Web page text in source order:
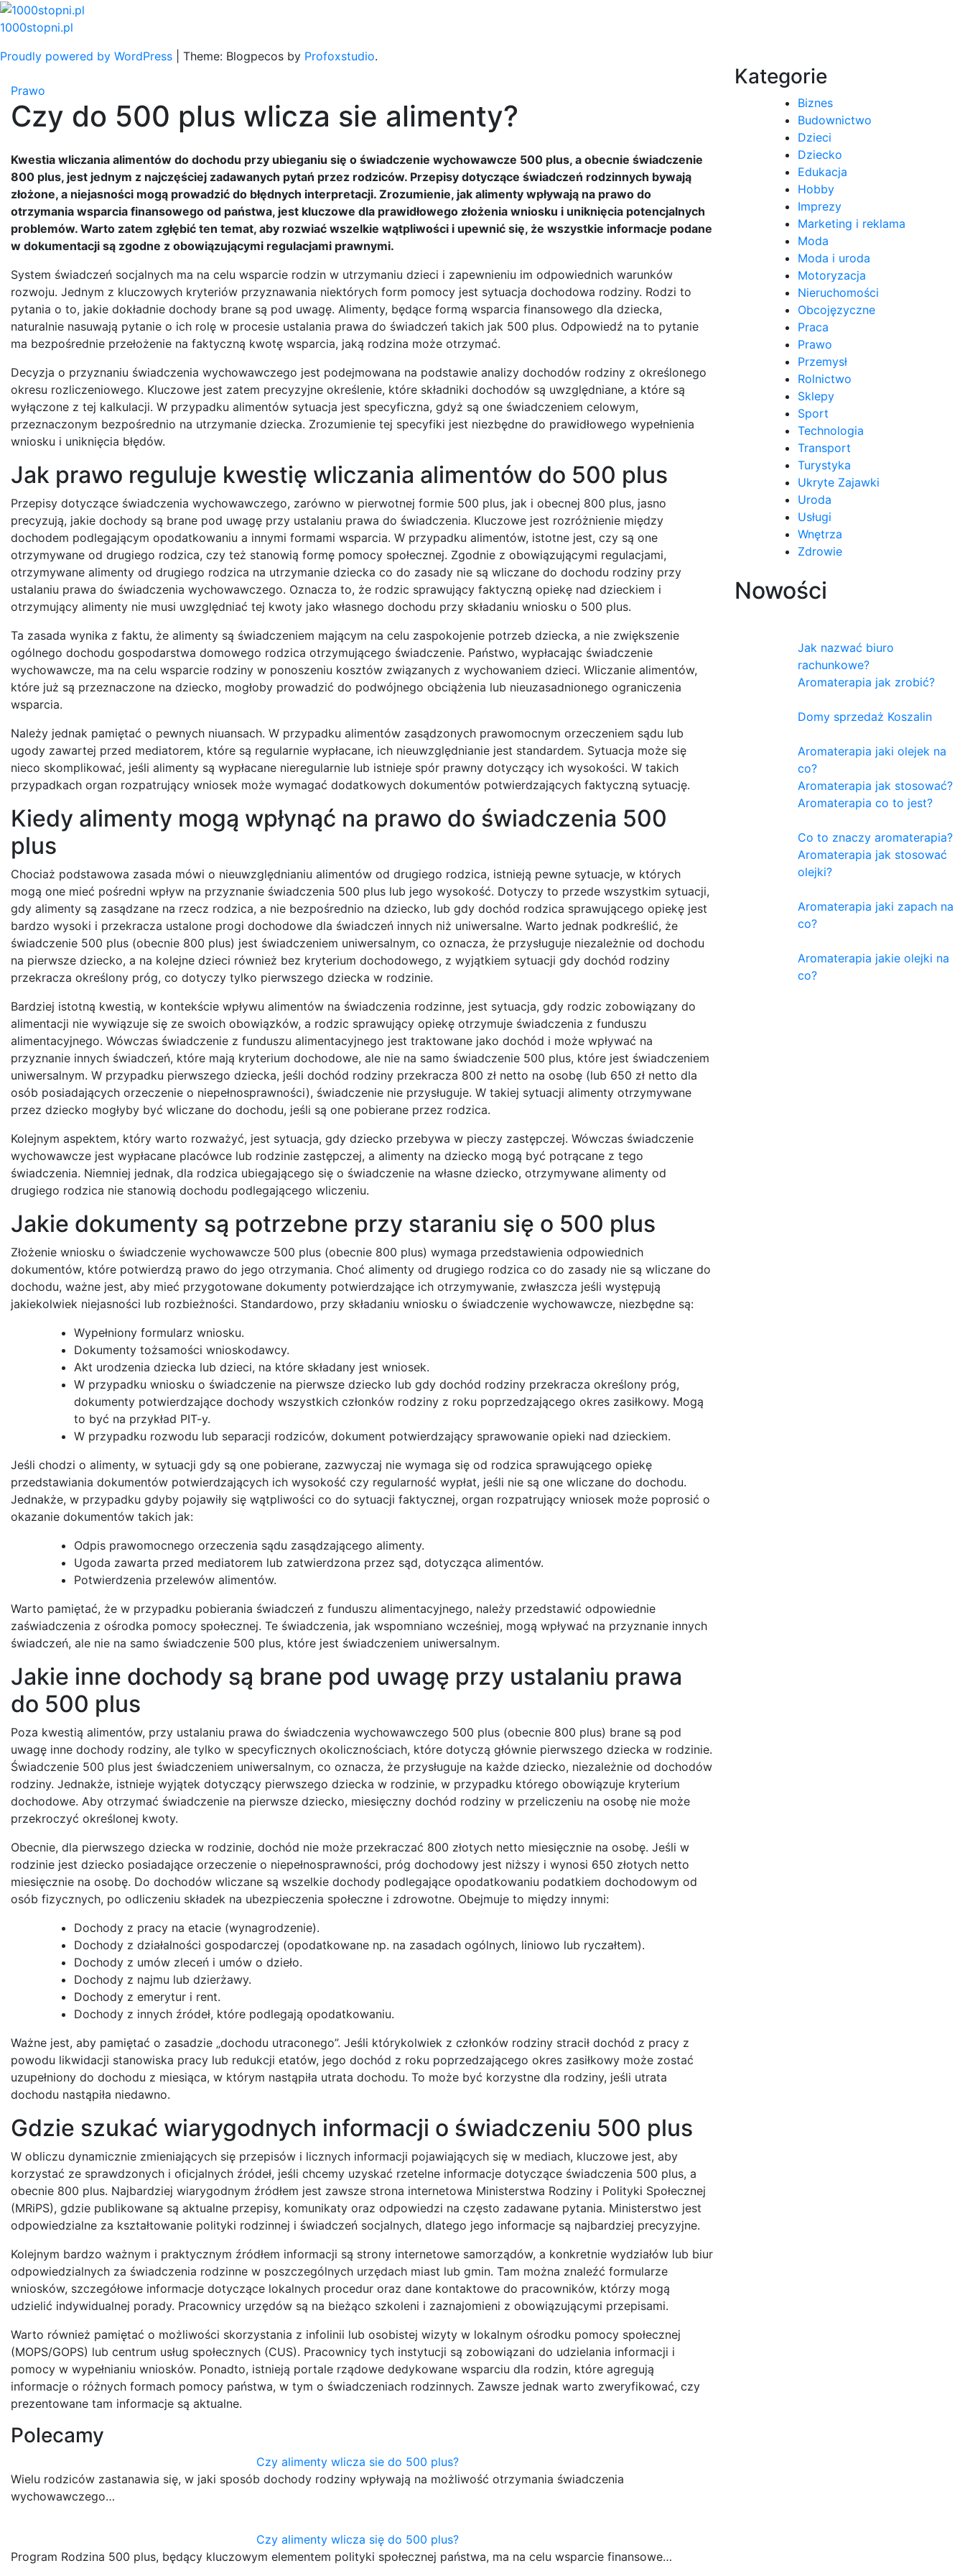
Skip
to
1000stopni.pl
Proudly powered by WordPress
Theme: Blogpecos by Profoxstudio.
Prawo
Czy do 500 plus wlicza sie alimenty?
Kwestia wliczania alimentów do dochodu przy ubieganiu się o świadczenie wychowawcze 500 plus, a obecnie świadczenie
800 plus, jest jednym z najczęściej zadawanych pytań przez rodziców. Przepisy dotyczące świadczeń rodzinnych bywają
złożone, a niejasności mogą prowadzić do błędnych interpretacji. Zrozumienie, jak alimenty wpływają na prawo do
otrzymania wsparcia finansowego od państwa, jest kluczowe dla prawidłowego złożenia wniosku i uniknięcia potencjalnych
problemów. Warto zatem zgłębić ten temat, aby rozwiać wszelkie wątpliwości i upewnić się, że wszystkie informacje podane
w dokumentacji są zgodne z obowiązującymi regulacjami prawnymi.
System świadczeń socjalnych ma na celu wsparcie rodzin w utrzymaniu dzieci i zapewnieniu im odpowiednich warunków
rozwoju. Jednym z kluczowych kryteriów przyznawania niektórych form pomocy jest sytuacja dochodowa rodziny. Rodzi to
pytania o to, jakie dokładnie dochody brane są pod uwagę. Alimenty, będące formą wsparcia finansowego dla dziecka,
naturalnie nasuwają pytanie o ich rolę w procesie ustalania prawa do świadczeń takich jak 500 plus. Odpowiedź na to pytanie
ma bezpośrednie przełożenie na faktyczną kwotę wsparcia, jaką rodzina może otrzymać.
Decyzja o przyznaniu świadczenia wychowawczego jest podejmowana na podstawie analizy dochodów rodziny z określonego
okresu rozliczeniowego. Kluczowe jest zatem precyzyjne określenie, które składniki dochodów są uwzględniane, a które są
wyłączone z tej kalkulacji. W przypadku alimentów sytuacja jest specyficzna, gdyż są one świadczeniem celowym,
przeznaczonym bezpośrednio na utrzymanie dziecka. Zrozumienie tej specyfiki jest niezbędne do prawidłowego wypełnienia
wniosku i uniknięcia błędów.
Jak prawo reguluje kwestię wliczania alimentów do 500 plus
Przepisy dotyczące świadczenia wychowawczego, zarówno w pierwotnej formie 500 plus, jak i obecnej 800 plus, jasno
precyzują, jakie dochody są brane pod uwagę przy ustalaniu prawa do świadczenia. Kluczowe jest rozróżnienie między
dochodem podlegającym opodatkowaniu a innymi formami wsparcia. W przypadku alimentów, istotne jest, czy są one
otrzymywane od drugiego rodzica, czy też stanowią formę pomocy społecznej. Zgodnie z obowiązującymi regulacjami,
otrzymywane alimenty od drugiego rodzica na utrzymanie dziecka co do zasady nie są wliczane do dochodu rodziny przy
ustalaniu prawa do świadczenia wychowawczego. Oznacza to, że rodzic sprawujący faktyczną opiekę nad dzieckiem i
otrzymujący alimenty nie musi uwzględniać tej kwoty jako własnego dochodu przy składaniu wniosku o 500 plus.
Ta zasada wynika z faktu, że alimenty są świadczeniem mającym na celu zaspokojenie potrzeb dziecka, a nie zwiększenie
ogólnego dochodu gospodarstwa domowego rodzica otrzymującego świadczenie. Państwo, wypłacając świadczenie
wychowawcze, ma na celu wsparcie rodziny w ponoszeniu kosztów związanych z wychowaniem dzieci. Wliczanie alimentów,
które już są przeznaczone na dziecko, mogłoby prowadzić do podwójnego obciążenia lub nieuzasadnionego ograniczenia
wsparcia.
Należy jednak pamiętać o pewnych niuansach. W przypadku alimentów zasądzonych prawomocnym orzeczeniem sądu lub
ugody zawartej przed mediatorem, które są regularnie wypłacane, ich nieuwzględnianie jest standardem. Sytuacja może się
nieco skomplikować, jeśli alimenty są wypłacane nieregularnie lub istnieje spór prawny dotyczący ich wysokości. W takich
przypadkach organ rozpatrujący wniosek może wymagać dodatkowych dokumentów potwierdzających faktyczną sytuację.
Kiedy alimenty mogą wpłynąć na prawo do świadczenia 500
plus
Chociaż podstawowa zasada mówi o nieuwzględnianiu alimentów od drugiego rodzica, istnieją pewne sytuacje, w których
mogą one mieć pośredni wpływ na przyznanie świadczenia 500 plus lub jego wysokość. Dotyczy to przede wszystkim sytuacji,
gdy alimenty są zasądzane na rzecz rodzica, a nie bezpośrednio na dziecko, lub gdy dochód rodzica sprawującego opiekę jest
bardzo wysoki i przekracza ustalone progi dochodowe dla świadczeń innych niż uniwersalne. Warto jednak podkreślić, że
świadczenie 500 plus (obecnie 800 plus) jest świadczeniem uniwersalnym, co oznacza, że przysługuje niezależnie od dochodu
na pierwsze dziecko, a na kolejne dzieci również bez kryterium dochodowego, z wyjątkiem sytuacji gdy dochód rodziny
przekracza określony próg, co dotyczy tylko pierwszego dziecka w rodzinie.
Bardziej istotną kwestią, w kontekście wpływu alimentów na świadczenia rodzinne, jest sytuacja, gdy rodzic zobowiązany do
alimentacji nie wywiązuje się ze swoich obowiązków, a rodzic sprawujący opiekę otrzymuje świadczenia z funduszu
alimentacyjnego. Wówczas świadczenie z funduszu alimentacyjnego jest traktowane jako dochód i może wpływać na
przyznanie innych świadczeń, które mają kryterium dochodowe, ale nie na samo świadczenie 500 plus, które jest świadczeniem
uniwersalnym. W przypadku pierwszego dziecka, jeśli dochód rodziny przekracza 800 zł netto na osobę (lub 650 zł netto dla
osób posiadających orzeczenie o niepełnosprawności), świadczenie nie przysługuje. W takiej sytuacji alimenty otrzymywane
przez dziecko mogłyby być wliczane do dochodu, jeśli są one pobierane przez rodzica.
Kolejnym aspektem, który warto rozważyć, jest sytuacja, gdy dziecko przebywa w pieczy zastępczej. Wówczas świadczenie
wychowawcze jest wypłacane placówce lub rodzinie zastępczej, a alimenty na dziecko mogą być potrącane z tego
świadczenia. Niemniej jednak, dla rodzica ubiegającego się o świadczenie na własne dziecko, otrzymywane alimenty od
drugiego rodzica nie stanowią dochodu podlegającego wliczeniu.
Jakie dokumenty są potrzebne przy staraniu się o 500 plus
Złożenie wniosku o świadczenie wychowawcze 500 plus (obecnie 800 plus) wymaga przedstawienia odpowiednich
dokumentów, które potwierdzą prawo do jego otrzymania. Choć alimenty od drugiego rodzica co do zasady nie są wliczane do
dochodu, ważne jest, aby mieć przygotowane dokumenty potwierdzające ich otrzymywanie, zwłaszcza jeśli występują
jakiekolwiek niejasności lub rozbieżności. Standardowo, przy składaniu wniosku o świadczenie wychowawcze, niezbędne są:
Wypełniony formularz wniosku.
Dokumenty tożsamości wnioskodawcy.
Akt urodzenia dziecka lub dzieci, na które składany jest wniosek.
W przypadku wniosku o świadczenie na pierwsze dziecko lub gdy dochód rodziny przekracza określony próg,
dokumenty potwierdzające dochody wszystkich członków rodziny z roku poprzedzającego okres zasiłkowy. Mogą
to być na przykład PIT-y.
W przypadku rozwodu lub separacji rodziców, dokument potwierdzający sprawowanie opieki nad dzieckiem.
Jeśli chodzi o alimenty, w sytuacji gdy są one pobierane, zazwyczaj nie wymaga się od rodzica sprawującego opiekę
przedstawiania dokumentów potwierdzających ich wysokość czy regularność wypłat, jeśli nie są one wliczane do dochodu.
Jednakże, w przypadku gdyby pojawiły się wątpliwości co do sytuacji faktycznej, organ rozpatrujący wniosek może poprosić o
okazanie dokumentów takich jak:
Odpis prawomocnego orzeczenia sądu zasądzającego alimenty.
Ugoda zawarta przed mediatorem lub zatwierdzona przez sąd, dotycząca alimentów.
Potwierdzenia przelewów alimentów.
Warto pamiętać, że w przypadku pobierania świadczeń z funduszu alimentacyjnego, należy przedstawić odpowiednie
zaświadczenia z ośrodka pomocy społecznej. Te świadczenia, jak wspomniano wcześniej, mogą wpływać na przyznanie innych
świadczeń, ale nie na samo świadczenie 500 plus, które jest świadczeniem uniwersalnym.
Jakie inne dochody są brane pod uwagę przy ustalaniu prawa
do 500 plus
Poza kwestią alimentów, przy ustalaniu prawa do świadczenia wychowawczego 500 plus (obecnie 800 plus) brane są pod
uwagę inne dochody rodziny, ale tylko w specyficznych okolicznościach, które dotyczą głównie pierwszego dziecka w rodzinie.
Świadczenie 500 plus jest świadczeniem uniwersalnym, co oznacza, że przysługuje na każde dziecko, niezależnie od dochodów
rodziny. Jednakże, istnieje wyjątek dotyczący pierwszego dziecka w rodzinie, w przypadku którego obowiązuje kryterium
dochodowe. Aby otrzymać świadczenie na pierwsze dziecko, miesięczny dochód rodziny w przeliczeniu na osobę nie może
przekroczyć określonej kwoty.
Obecnie, dla pierwszego dziecka w rodzinie, dochód nie może przekraczać 800 złotych netto miesięcznie na osobę. Jeśli w
rodzinie jest dziecko posiadające orzeczenie o niepełnosprawności, próg dochodowy jest niższy i wynosi 650 złotych netto
miesięcznie na osobę. Do dochodów wliczane są wszelkie dochody podlegające opodatkowaniu podatkiem dochodowym od
osób fizycznych, po odliczeniu składek na ubezpieczenia społeczne i zdrowotne. Obejmuje to między innymi:
Dochody z pracy na etacie (wynagrodzenie).
Dochody z działalności gospodarczej (opodatkowane np. na zasadach ogólnych, liniowo lub ryczałtem).
Dochody z umów zleceń i umów o dzieło.
Dochody z najmu lub dzierżawy.
Dochody z emerytur i rent.
Dochody z innych źródeł, które podlegają opodatkowaniu.
Ważne jest, aby pamiętać o zasadzie „dochodu utraconego”. Jeśli którykolwiek z członków rodziny stracił dochód z pracy z
powodu likwidacji stanowiska pracy lub redukcji etatów, jego dochód z roku poprzedzającego okres zasiłkowy może zostać
uzupełniony do dochodu z miesiąca, w którym nastąpiła utrata dochodu. To może być korzystne dla rodziny, jeśli utrata
dochodu nastąpiła niedawno.
Gdzie szukać wiarygodnych informacji o świadczeniu 500 plus
W obliczu dynamicznie zmieniających się przepisów i licznych informacji pojawiających się w mediach, kluczowe jest, aby
korzystać ze sprawdzonych i oficjalnych źródeł, jeśli chcemy uzyskać rzetelne informacje dotyczące świadczenia 500 plus, a
obecnie 800 plus. Najbardziej wiarygodnym źródłem jest zawsze strona internetowa Ministerstwa Rodziny i Polityki Społecznej
(MRiPS), gdzie publikowane są aktualne przepisy, komunikaty oraz odpowiedzi na często zadawane pytania. Ministerstwo jest
odpowiedzialne za kształtowanie polityki rodzinnej i świadczeń socjalnych, dlatego jego informacje są najbardziej precyzyjne.
Kolejnym bardzo ważnym i praktycznym źródłem informacji są strony internetowe samorządów, a konkretnie wydziałów lub biur
odpowiedzialnych za świadczenia rodzinne w poszczególnych urzędach miast lub gmin. Tam można znaleźć formularze
wniosków, szczegółowe informacje dotyczące lokalnych procedur oraz dane kontaktowe do pracowników, którzy mogą
udzielić indywidualnej porady. Pracownicy urzędów są na bieżąco szkoleni i zaznajomieni z obowiązującymi przepisami.
Warto również pamiętać o możliwości skorzystania z infolinii lub osobistej wizyty w lokalnym ośrodku pomocy społecznej
(MOPS/GOPS) lub centrum usług społecznych (CUS). Pracownicy tych instytucji są zobowiązani do udzielania informacji i
pomocy w wypełnianiu wniosków. Ponadto, istnieją portale rządowe dedykowane wsparciu dla rodzin, które agregują
informacje o różnych formach pomocy państwa, w tym o świadczeniach rodzinnych. Zawsze jednak warto zweryfikować, czy
prezentowane tam informacje są aktualne.
Polecamy
Czy alimenty wlicza sie do 500 plus?
Wielu rodziców zastanawia się, w jaki sposób dochody rodziny wpływają na możliwość otrzymania świadczenia
wychowawczego…
Czy alimenty wlicza się do 500 plus?
Program Rodzina 500 plus, będący kluczowym elementem polityki społecznej państwa, ma na celu wsparcie finansowe…
Kategorie
Biznes
Budownictwo
Dzieci
Dziecko
Edukacja
Hobby
Imprezy
Marketing i reklama
Moda
Moda i uroda
Motoryzacja
Nieruchomości
Obcojęzyczne
Praca
Prawo
Przemysł
Rolnictwo
Sklepy
Sport
Technologia
Transport
Turystyka
Ukryte Zajawki
Uroda
Usługi
Wnętrza
Zdrowie
Nowości
Jak nazwać biuro
rachunkowe?
Aromaterapia jak zrobić?
Domy sprzedaż Koszalin
Aromaterapia jaki olejek na
co?
Aromaterapia jak stosować?
Aromaterapia co to jest?
Co to znaczy aromaterapia?
Aromaterapia jak stosować
olejki?
Aromaterapia jaki zapach na
co?
Aromaterapia jakie olejki na
co?